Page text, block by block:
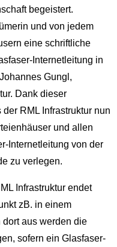
begeistert.
und von jedem
eine schriftliche
Internetleitung in
Gungl,
Dank dieser
RML Infrastruktur nun
und allen
Internetleitung von der
zu verlegen.
Infrastruktur endet
zB. in einem
dort aus werden die
sofern ein Glasfaser-